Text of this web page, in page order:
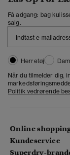
Få adgang: bag
salg.
Herretøj
Når du tilmelder dig,
Politik vedrørende
Online
Kundeservice
Superdry-